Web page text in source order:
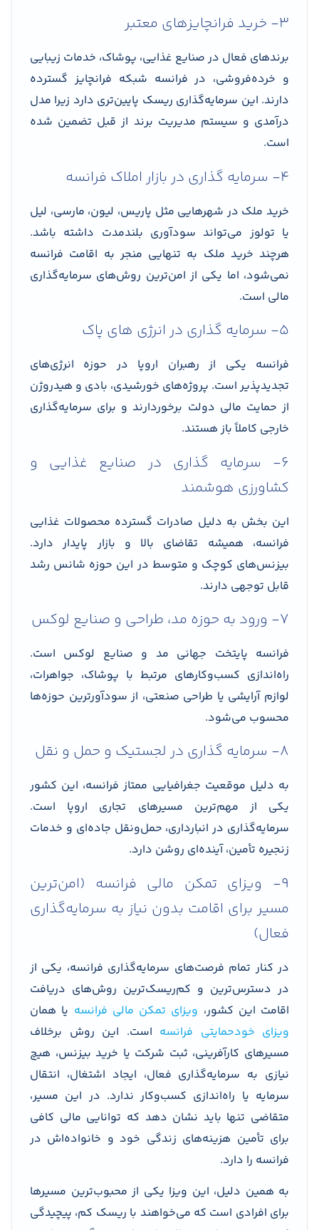
۳- خرید فرانچایزهای معتبر
برندهای فعال در صنایع غذایی، پوشاک، خدمات زیبایی
و خرده‌فروشی، در فرانسه شبکه فرانچایز گسترده
دارند. این سرمایه‌گذاری ریسک پایین‌تری دارد زیرا مدل
درآمدی و سیستم مدیریت برند از قبل تضمین شده
است.
۴- سرمایه گذاری در بازار املاک فرانسه
خرید ملک در شهرهایی مثل پاریس، لیون، مارسی، لیل
یا تولوز می‌تواند سودآوری بلندمدت داشته باشد.
هرچند خرید ملک به تنهایی منجر به اقامت فرانسه
نمی‌شود، اما یکی از امن‌ترین روش‌های سرمایه‌گذاری
مالی است.
۵- سرمایه گذاری در انرژی های پاک
فرانسه یکی از رهبران اروپا در حوزه انرژی‌های
تجدیدپذیر است. پروژه‌های خورشیدی، بادی و هیدروژن
از حمایت مالی دولت برخوردارند و برای سرمایه‌گذاری
خارجی کاملاً باز هستند.
۶- سرمایه گذاری در صنایع غذایی و
کشاورزی هوشمند
این بخش به دلیل صادرات گسترده محصولات غذایی
فرانسه، همیشه تقاضای بالا و بازار پایدار دارد.
بیزنس‌های کوچک و متوسط در این حوزه شانس رشد
قابل توجهی دارند.
۷- ورود به حوزه مد، طراحی و صنایع لوکس
فرانسه پایتخت جهانی مد و صنایع لوکس است.
راه‌اندازی کسب‌وکارهای مرتبط با پوشاک، جواهرات،
لوازم آرایشی یا طراحی صنعتی، از سودآورترین حوزه‌ها
محسوب می‌شود.
۸- سرمایه گذاری در لجستیک و حمل و نقل
به دلیل موقعیت جغرافیایی ممتاز فرانسه، این کشور
یکی از مهم‌ترین مسیرهای تجاری اروپا است.
سرمایه‌گذاری در انبارداری، حمل‌ونقل جاده‌ای و خدمات
زنجیره تأمین، آینده‌ای روشن دارد.
۹- ویزای تمکن مالی فرانسه (امن‌ترین
مسیر برای اقامت بدون نیاز به سرمایه‌گذاری
فعال)
در کنار تمام فرصت‌های سرمایه‌گذاری فرانسه، یکی از
در دسترس‌ترین و کم‌ریسک‌ترین روش‌های دریافت
اقامت این کشور، ویزای تمکن مالی فرانسه یا همان
ویزای خودحمایتی فرانسه است. این روش برخلاف
مسیرهای کارآفرینی، ثبت شرکت یا خرید بیزنس، هیچ
نیازی به سرمایه‌گذاری فعال، ایجاد اشتغال، انتقال
سرمایه یا راه‌اندازی کسب‌وکار ندارد. در این مسیر،
متقاضی تنها باید نشان دهد که توانایی مالی کافی
برای تأمین هزینه‌های زندگی خود و خانواده‌اش در
فرانسه را دارد.
به همین دلیل، این ویزا یکی از محبوب‌ترین مسیرها
برای افرادی است که می‌خواهند با ریسک کم، پیچیدگی